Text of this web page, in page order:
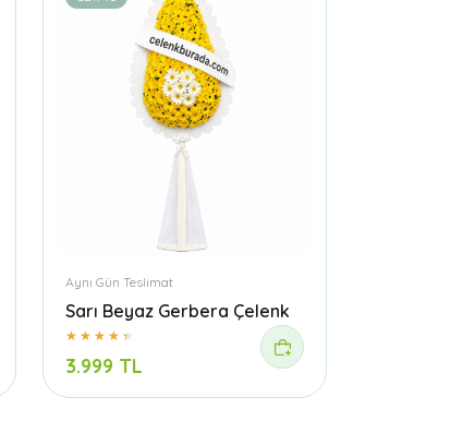
Aynı Gün Teslimat
Sarı Beyaz Gerbera Çelenk
3.999 TL